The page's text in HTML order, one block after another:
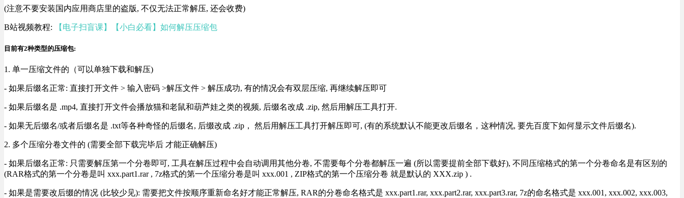
(注意不要安装国内应用商店里的盗版, 不仅无法正常解压, 还会收费)
B站视频教程: 【电子扫盲课】【小白必看】如何解压压缩包
目前有2种类型的压缩包:
1. 单一压缩文件的（可以单独下载和解压)
- 如果后缀名正常: 直接打开文件 > 输入密码 >解压文件 > 解压成功, 有的情况会有双层压缩, 再继续解压即可
- 如果后缀名是 .mp4, 直接打开文件会播放猫和老鼠和葫芦娃之类的视频, 后缀名改成 .zip, 然后用解压工具打开.
- 如果无后缀名/或者后缀名是 .txt等各种奇怪的后缀名, 后缀改成 .zip， 然后用解压工具打开解压即可, (有的系统默认不能更改后缀名，这种情况, 要先百度下如何显示文件后缀名).
2. 多个压缩分卷文件的 (需要全部下载完毕后 才能正确解压)
- 如果后缀名正常: 只需要解压第一个分卷即可, 工具在解压过程中会自动调用其他分卷, 不需要每个分卷都解压一遍 (所以需要提前全部下载好), 不同压缩格式的第一个分卷命名是有区别的
(RAR格式的第一个分卷是叫 xxx.part1.rar , 7z格式的第一个压缩分卷是叫 xxx.001 , ZIP格式的第一个压缩分卷 就是默认的 XXX.zip ) .
- 如果是需要改后缀的情况 (比较少见): 需要把文件按顺序重新命名好才能正常解压, RAR的分卷命名格式是 xxx.part1.rar, xxx.part2.rar, xxx.part3.rar, 7z的命名格式是 xxx.001, xxx.002, xxx.003,